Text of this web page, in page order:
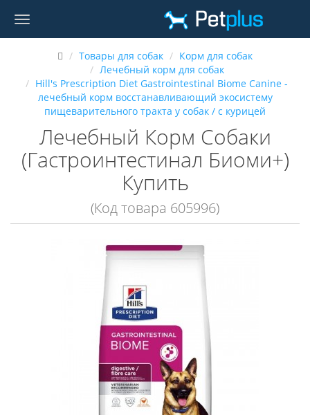
Товары для собак
Корм для собак
Лечебный корм для собак
Hill's Prescription Diet Gastrointestinal Biome Canine -
лечебный корм восстанавливающий экосистему
пищеварительного тракта у собак / с курицей
Лечебный Корм Собаки
(Гастроинтестинал Биоми+)
Купить
(Код товара 605996)